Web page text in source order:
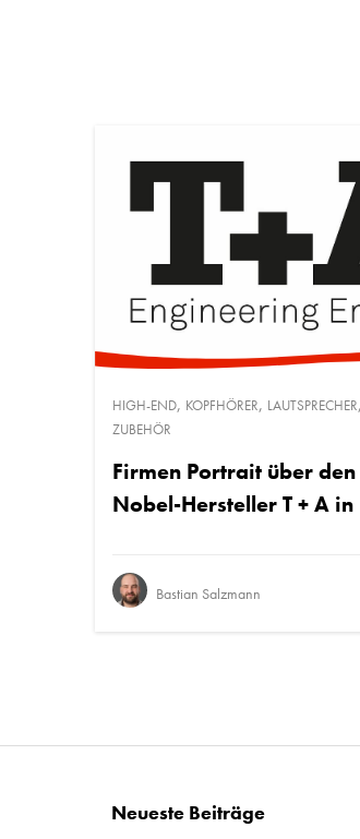
HIGH-END, KOPFHÖRER, LAUTSPRECHER,
ZUBEHÖR
Firmen Portrait über
Nobel-Hersteller T + A
Bastian Salzmann
Neueste Beiträge